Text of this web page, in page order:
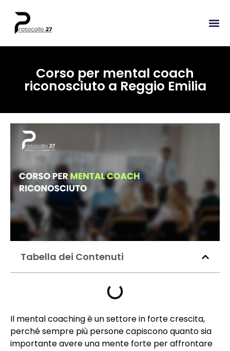
Corso per mental coach
riconosciuto a Reggio Emilia
Tabella dei Contenuti
Il mental coaching è un settore in forte crescita,
perché sempre più persone capiscono quanto sia
importante avere una mente forte per affrontare